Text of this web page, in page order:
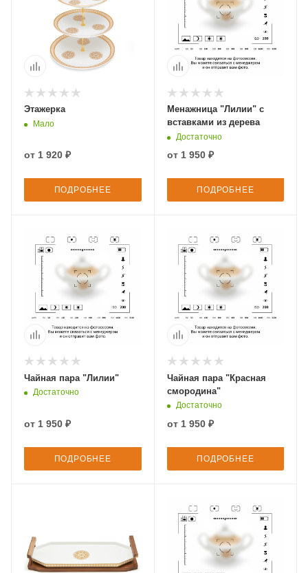
Этажерка
Мало
от 1 920 ₽
ПОДРОБНЕЕ
Менажница "Лилии" с
вставками из дерева
Достаточно
от 1 950 ₽
ПОДРОБНЕЕ
Чайная пара "Лилии"
Достаточно
от 1 950 ₽
ПОДРОБНЕЕ
Чайная пара "Красная
смородина"
Достаточно
от 1 950 ₽
ПОДРОБНЕЕ